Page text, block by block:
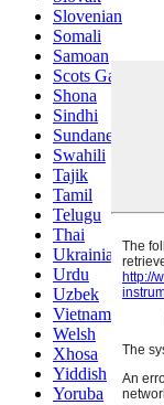
Slovenian
Somali
Samoan
Scots Gaelic
Shona
Sindhi
Sundanese
Swahili
Tajik
Tamil
Telugu
Thai
Ukrainian
Urdu
Uzbek
Vietnamese
Welsh
Xhosa
Yiddish
Yoruba